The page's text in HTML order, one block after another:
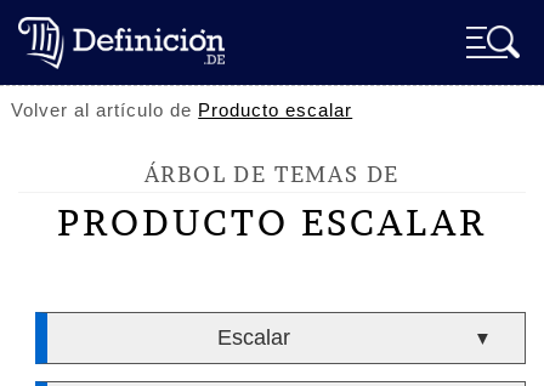
Volver al artículo de Producto escalar
ÁRBOL DE TEMAS DE
PRODUCTO ESCALAR
Escalar ▼